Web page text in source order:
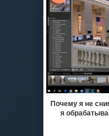
Почему я не
я